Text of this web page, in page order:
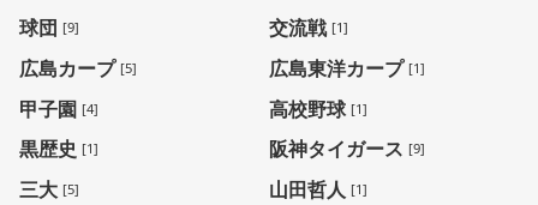
球団 [9] 交流戦 [1]
広島カープ [5] 広島東洋カープ [1]
甲子園 [4] 高校野球 [1]
黒歴史 [1] 阪神タイガース [9]
三大 [5] 山田哲人 [1]